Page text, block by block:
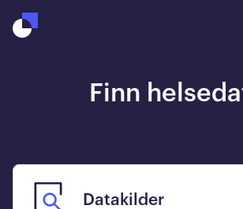
Finn
Datakilder